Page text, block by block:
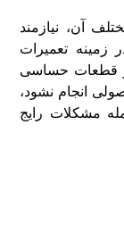
آن، نیازمند
تعمیرات
قطعات حساسی
انجام نشود،
مشکلات رایج